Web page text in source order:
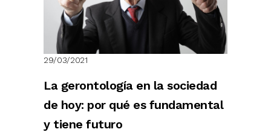
29/03/2021
La gerontología en la sociedad
de hoy: por qué es fundamental
y tiene futuro